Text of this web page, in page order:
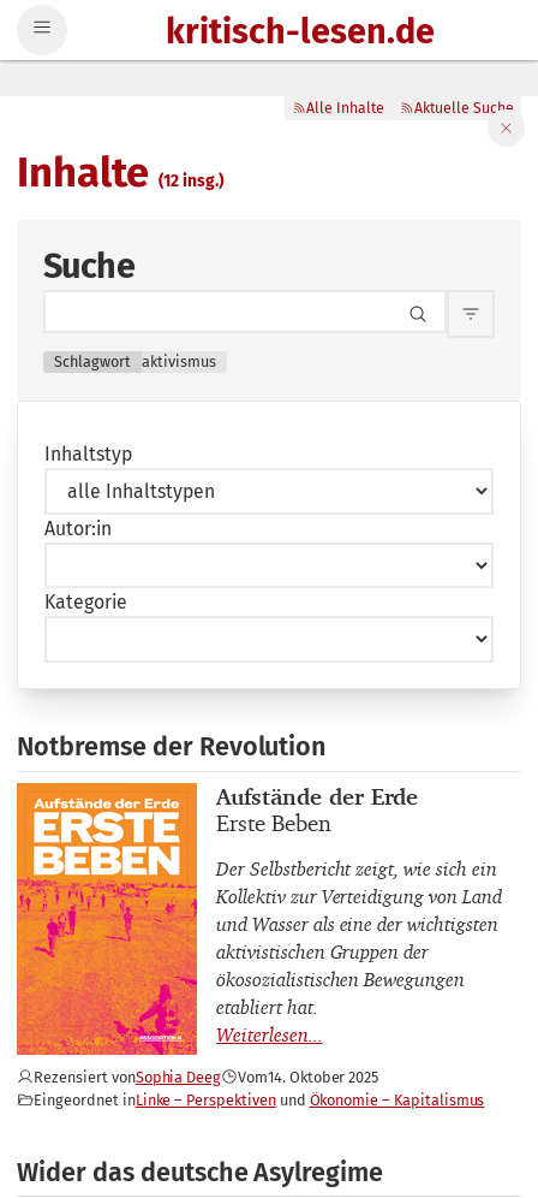
kritisch-lesen.de
Inhalte(12 insg.)
Alle Inhalte Aktuelle Suche
Suche
Schlagwort aktivismus
Inhaltstyp
Autor:in
Kategorie
Notbremse der Revolution
Buchautor_innen
Aufstände der Erde
Buchtitel
Erste Beben
Der Selbstbericht zeigt, wie sich ein
Kollektiv zur Verteidigung von Land
und Wasser als eine der wichtigsten
aktivistischen Gruppen der
ökosozialistischen Bewegungen
etabliert hat.
Rezensiert vonSophia Deeg Vom14. Oktober 2025
Eingeordnet inLinke – Perspektiven Ökonomie – Kapitalismus
Wider das deutsche Asylregime